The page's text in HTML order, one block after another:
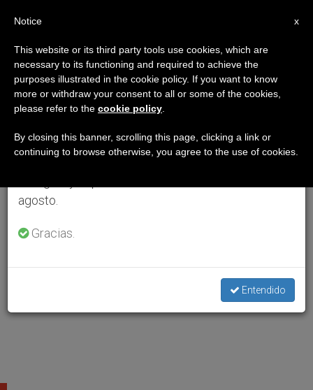
×
Aviso importante
Del 27 de julio al 7 de agosto haremos la pausa
anual, aprovechando que en el periodo de verano
se generan menos informaciones y también el
agosto.
Gracias.
Entendido
x
Notice
This website or its third party tools use cookies, which are
necessary to its functioning and required to achieve the
purposes illustrated in the cookie policy. If you want to know
more or withdraw your consent to all or some of the cookies,
please refer to the cookie policy
By closing this banner, scrolling this page, clicking a link or
continuing to browse otherwise, you agree to the use of cookies.